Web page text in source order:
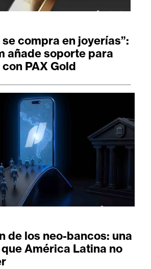
se compra en joyerías”:
añade soporte para
PAX Gold
de los neo-bancos: una
América Latina no